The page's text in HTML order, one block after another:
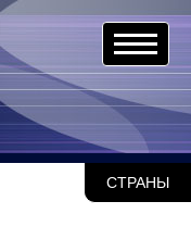
СТРАНЫ